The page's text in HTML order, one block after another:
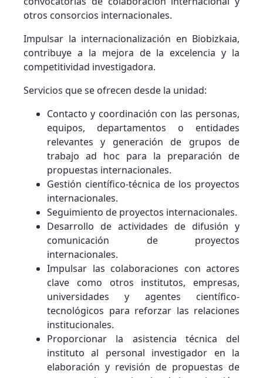
otros consorcios internacionales.
Impulsar la internacionalización en Biobizkaia,
contribuye a la mejora de la excelencia y la
competitividad investigadora.
Servicios que se ofrecen desde la unidad:
Contacto y coordinación con las personas,
equipos, departamentos o entidades
relevantes y generación de grupos de
trabajo ad hoc para la preparación de
propuestas internacionales.
Gestión científico-técnica de los proyectos
internacionales.
Seguimiento de proyectos internacionales.
Desarrollo de actividades de difusión y
comunicación de proyectos
internacionales.
Impulsar las colaboraciones con actores
clave como otros institutos, empresas,
universidades y agentes científico-
tecnológicos para reforzar las relaciones
institucionales.
Proporcionar la asistencia técnica del
instituto al personal investigador en la
elaboración y revisión de propuestas de